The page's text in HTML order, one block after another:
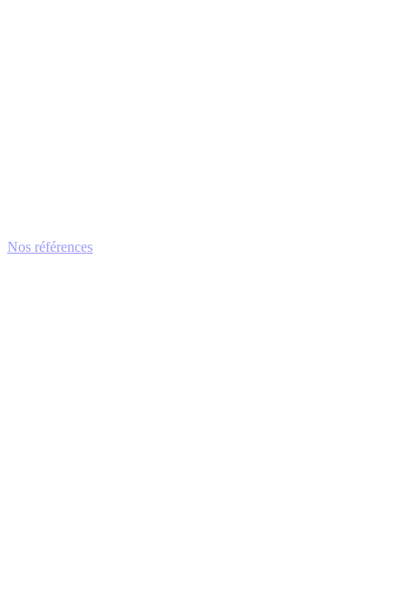
Nos références